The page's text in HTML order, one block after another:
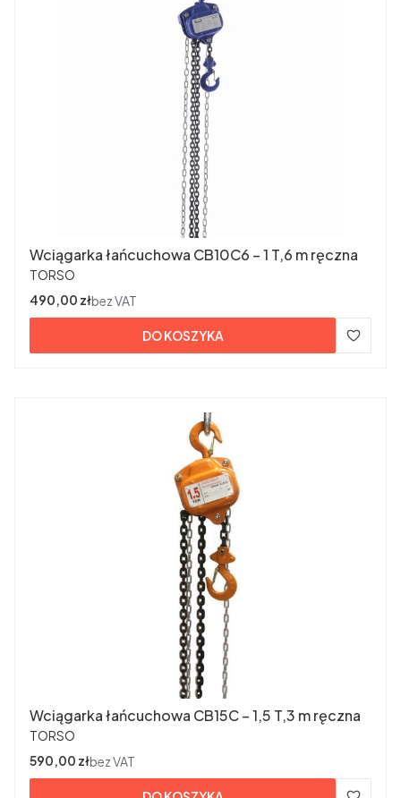
Wciągarka łańcuchowa CB10C6 – 1 T,6 m ręczna
PRODUCENT
TORSO
Cena
490,00 złbez VAT
DO KOSZYKA
Wciągarka łańcuchowa CB15C – 1,5 T,3 m ręczna
PRODUCENT
TORSO
Cena
590,00 złbez VAT